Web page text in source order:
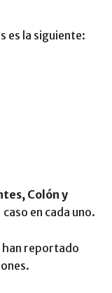
es la siguiente:
Colón y
caso en cada uno.
han reportado